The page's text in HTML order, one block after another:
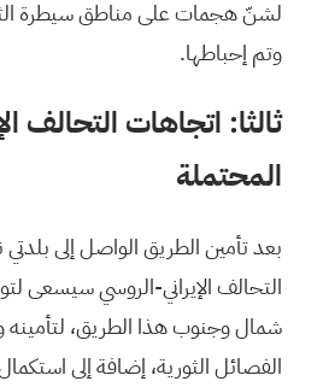
لشنّ هجمات على مناطق سيطرة
وتم إحباطها.
ثالثا: اتجاهات التحالف
المحتملة
بعد تأمين الطريق الواصل إلى بلدتي
التحالف الإيراني-الروسي سيسعى
شمال وجنوب هذا الطريق، لتأمينه
الفصائل الثورية، إضافة إلى